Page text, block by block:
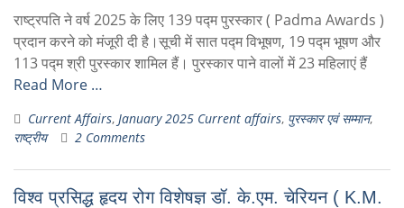
राष्ट्रपति ने वर्ष 2025 के लिए 139 पद्म पुरस्कार ( Padma Awards )
प्रदान करने को मंजूरी दी है।सूची में सात पद्म विभूषण, 19 पद्म भूषण और
113 पद्म श्री पुरस्कार शामिल हैं। पुरस्कार पाने वालों में 23 महिलाएं हैं
Read More …
Current Affairs, January 2025 Current affairs, पुरस्कार एवं सम्मान,
राष्ट्रीय
2 Comments
विश्व प्रसिद्ध हृदय रोग विशेषज्ञ डॉ. के.एम. चेरियन ( K.M.